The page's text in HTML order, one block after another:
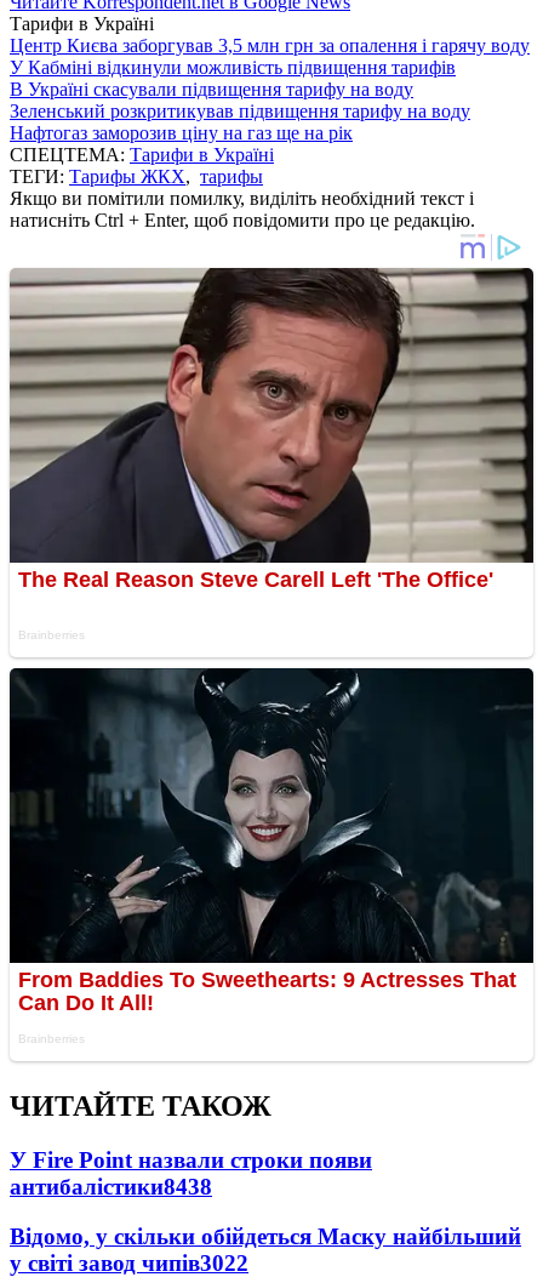
Тарифи в Україні
Центр Києва заборгував 3,5 млн грн за опалення і гарячу воду
У Кабміні відкинули можливість підвищення тарифів
В Україні скасували підвищення тарифу на воду
Зеленський розкритикував підвищення тарифу на воду
Нафтогаз заморозив ціну на газ ще на рік
СПЕЦТЕМА: Тарифи в Україні
ТЕГИ: Тарифы ЖКХ, тарифы
Якщо ви помітили помилку, виділіть необхідний текст і
натисніть Ctrl + Enter, щоб повідомити про це редакцію.
ЧИТАЙТЕ ТАКОЖ
У Fire Point назвали строки появи
антибалістики8438
Відомо, у скільки обійдеться Маску найбільший
у світі завод чипів3022